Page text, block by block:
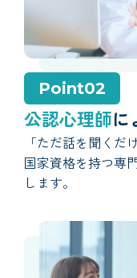
Point02
公認心理師に
「ただ話を聞くだ
国家資格を持つ専
します。